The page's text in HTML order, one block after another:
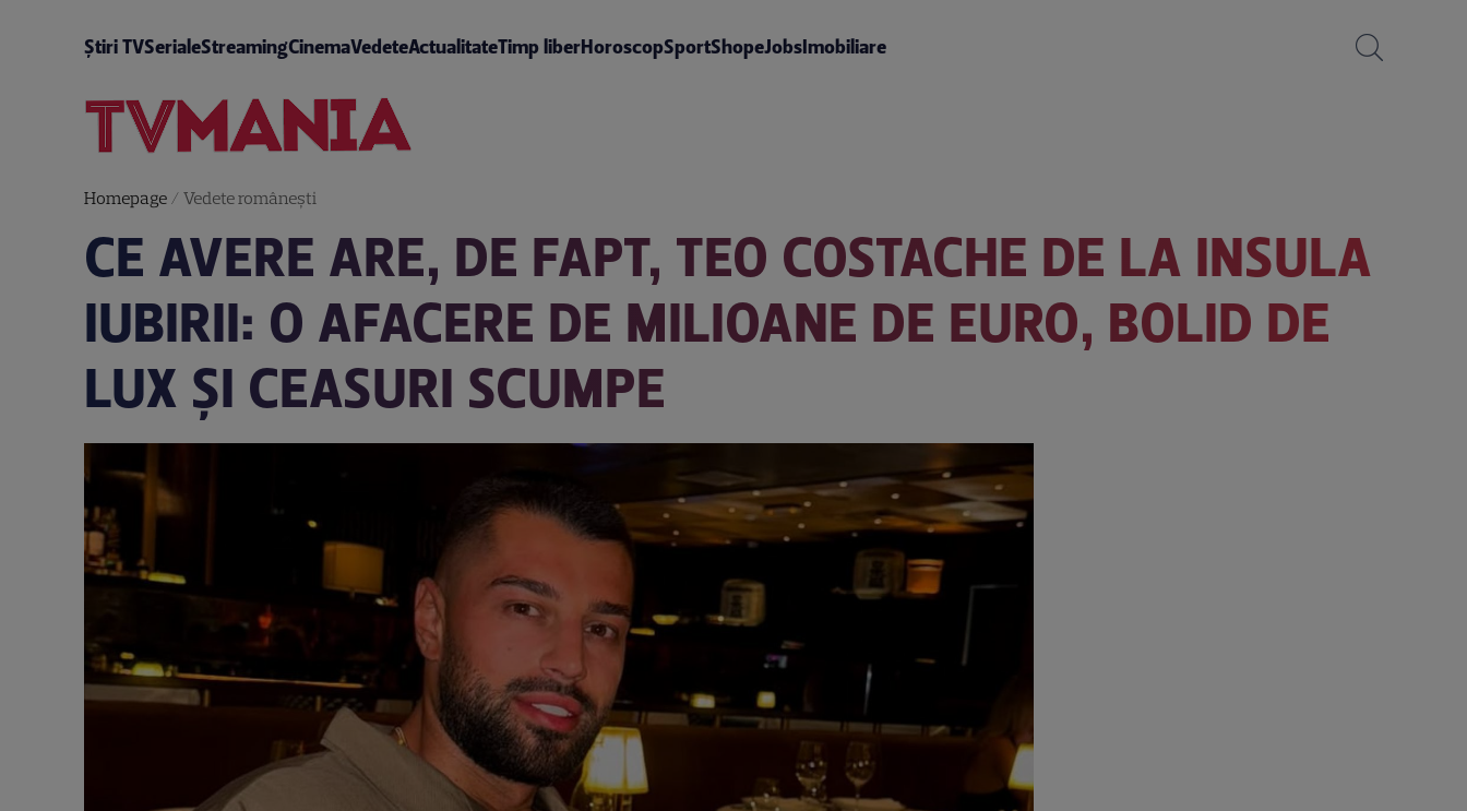
Știri TVSerialeStreamingCinemaVedeteActualitateTimp liberHoroscopSportShopeJobsImobiliare
Homepage/ Vedete româneşti
CE AVERE ARE, DE FAPT, TEO COSTACHE DE LA INSULA
IUBIRII: O AFACERE DE MILIOANE DE EURO, BOLID DE
LUX ȘI CEASURI SCUMPE